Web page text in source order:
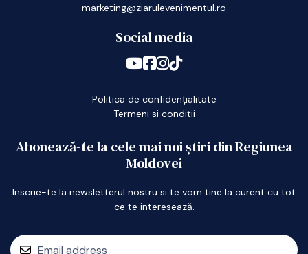
marketing@ziarulevenimentul.ro
Social media
Politica de confidențialitate
Termeni si conditii
Abonează-te la cele mai noi știri din Regiunea
Moldovei
Inscrie-te la newsletterul nostru si te vom tine la curent cu tot
ce te interesează.